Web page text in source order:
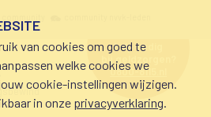
hulp nodig
bij geldzorgen?
0800-8115.nl
van cookies om goed te
welke cookies we
cookie-instellingen wijzigen.
in onze privacyverklaring.